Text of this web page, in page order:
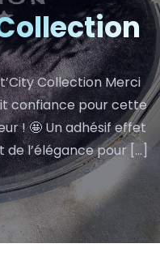
Collection Merci
confiance pour cette
! 🤩 Un adhésif effet
de l’élégance pour […]